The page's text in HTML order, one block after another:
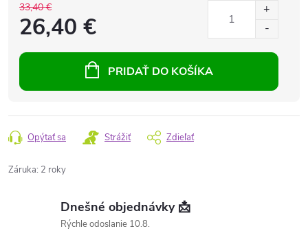
33,40 €
26,40 €
PRIDAŤ DO KOŠÍKA
Opýtať sa Strážiť Zdieľať
Záruka: 2 roky
Dnešné objednávky 📩
Rýchle odoslanie 10.8.